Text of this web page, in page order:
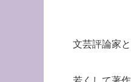
文芸評論家